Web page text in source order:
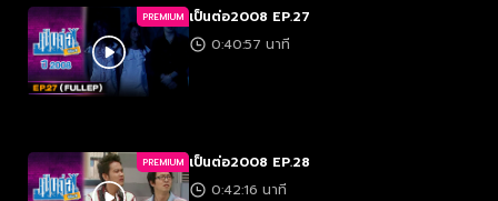
PREMIUM เป็นต่อ2008 EP.27
0:40:57 นาที
PREMIUM เป็นต่อ2008 EP.28
0:42:16 นาที